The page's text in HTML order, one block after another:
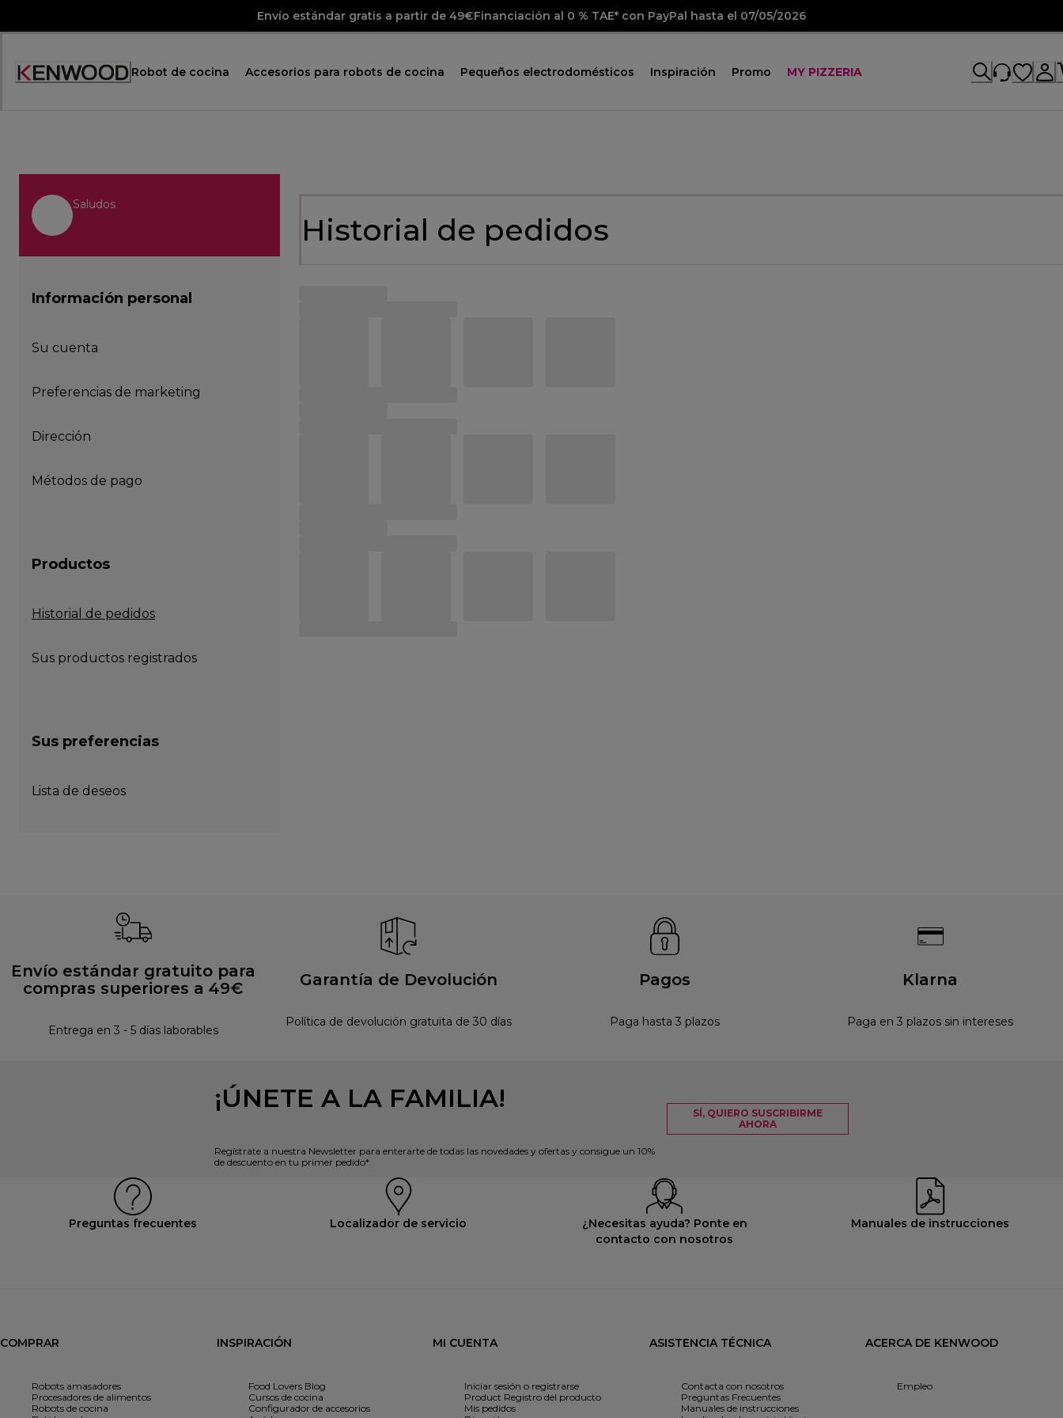
Envío estándar gratis a partir de 49€Financiación al 0 % TAE* con PayPal hasta el 07/05/2026
Accessibility
Robot de cocina Accesorios para robots de cocina Pequeños electrodomésticos Inspiración Promo MY PIZZERIA
Saludos
Información personal
Su cuenta
Preferencias de marketing
Dirección
Métodos de pago
Productos
Historial de pedidos
Sus productos registrados
Sus preferencias
Lista de deseos
Historial de pedidos
Envío estándar gratuito para
compras superiores a 49€
Entrega en 3 - 5 días laborables
Garantía de Devolución
Política de devolución gratuita de 30 días
Pagos
Paga hasta 3 plazos
Klarna
Paga en 3 plazos sin intereses
¡ÚNETE A LA FAMILIA!
Regístrate a nuestra Newsletter para enterarte de todas las novedades y ofertas y consigue un 10%
de descuento en tu primer pedido*.
SÍ, QUIERO SUSCRIBIRME
AHORA
Preguntas frecuentes Localizador de servicio
¿Necesitas ayuda? Ponte en
contacto con nosotros
Manuales de instrucciones
COMPRAR
Robots amasadores
Procesadores de alimentos
Robots de cocina
INSPIRACIÓN
Food Lovers Blog
Cursos de cocina
Configurador de accesorios
MI CUENTA
Iniciar sesión o registrarse
Product Registro del producto
Mis pedidos
ASISTENCIA TÉCNICA
Contacta con nosotros
Preguntas Frecuentes
Manuales de instrucciones
ACERCA DE KENWOOD
Empleo